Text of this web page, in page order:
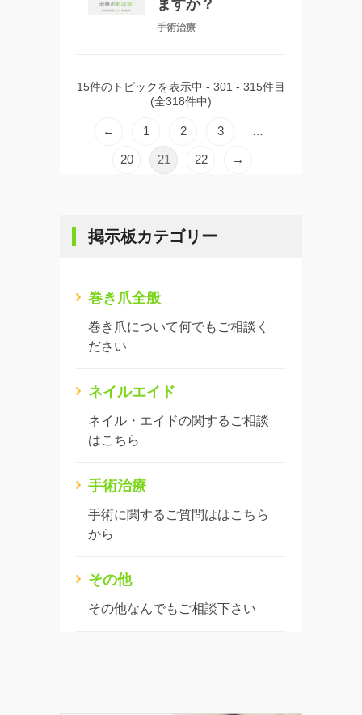
ますか？
手術治療
15件のトピックを表示中 - 301 - 315件目
(全318件中)
← 1 2 3
20 21 22 →
掲示板カテゴリー
巻き爪全般
巻き爪について何でもご相談く
ださい
ネイルエイド
ネイル・エイドの関するご相談
はこちら
手術治療
手術に関するご質問ははこちら
から
その他
その他なんでもご相談下さい